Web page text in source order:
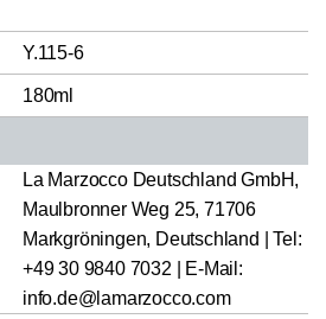
Y.115-6
180ml
La Marzocco Deutschland GmbH,
Maulbronner Weg 25, 71706
Markgröningen, Deutschland | Tel:
+49 30 9840 7032 | E-Mail:
info.de@lamarzocco.com